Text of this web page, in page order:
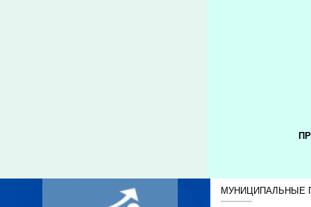
МУНИЦИПАЛЬНЫЕ